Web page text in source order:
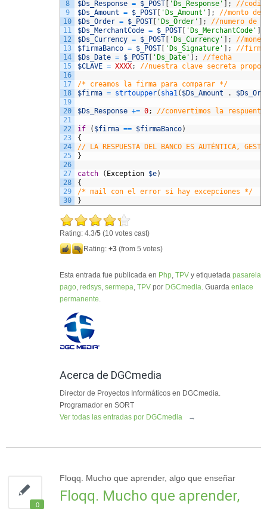
8
9
10
11
12
13
14
15
16
17
18
19
20
21
22
23
24
25
26
27
28
29
30
$Ds_Response = $_POST 'Ds_Response' ;
//
$Ds_Amount = $_POST 'Ds_Amount' ;
//monto de
$Ds_Order = $_POST 'Ds_Order' ;
//numero de
$Ds_MerchantCode = $_POST 'Ds_MerchantCode'
$Ds_Currency = $_POST 'Ds_Currency' ;
//
$firmaBanco = $_POST 'Ds_Signature' ;
//firma
$Ds_Date = $_POST 'Ds_Date' ;
//fecha
$CLAVE = XXXX; //nuestra clave secreta
/* creamos la firma para comparar */
$firma = strtoupper( sha1( $Ds_Amount .
$Ds_Response += 0; //convertimos la respuenta
if ( $firma == $firmaBanco)
{
// LA RESPUESTA DEL BANCO ES AUTÉNTICA,
}
catch ( Exception $e)
{
/* mail con el error si hay excepciones */
}
Rating: 4.3/5 (10 votes cast)
Rating: +3 (from 5 votes)
Esta entrada fue publicada en Php, TPV y etiquetada pasarela
pago, redsys, sermepa, TPV por DGCmedia. Guarda enlace
permanente.
Acerca de DGCmedia
Director de Proyectos Informáticos en DGCmedia.
Programador en SORT
Ver todas las entradas por DGCmedia
→
0
Floqq. Mucho que aprender, algo que enseñar
Floqq. Mucho que aprender,